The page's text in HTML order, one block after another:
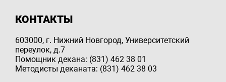
КОНТАКТЫ
603000, г. Нижний Новгород, Университетский
переулок, д.7
Помощник декана: (831) 462 38 01
Методисты деканата: (831) 462 38 03